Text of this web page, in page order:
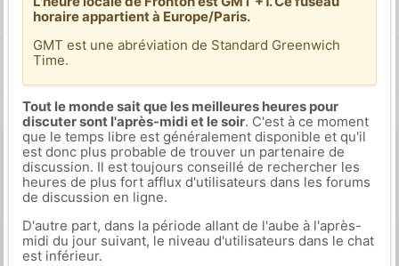
horaire appartient à Europe/Paris.
GMT est une abréviation de Standard Greenwich
Time.
Tout le monde sait que les meilleures heures pour
discuter sont l'après-midi et le soir. C'est à ce moment
que le temps libre est généralement disponible et qu'il
est donc plus probable de trouver un partenaire de
discussion. Il est toujours conseillé de rechercher les
heures de plus fort afflux d'utilisateurs dans les forums
de discussion en ligne.
D'autre part, dans la période allant de l'aube à l'après-
midi du jour suivant, le niveau d'utilisateurs dans le chat
est inférieur.